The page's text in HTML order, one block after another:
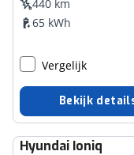
440 km
65 kWh
Vergelijk
Bekijk
Hyundai Ioniq